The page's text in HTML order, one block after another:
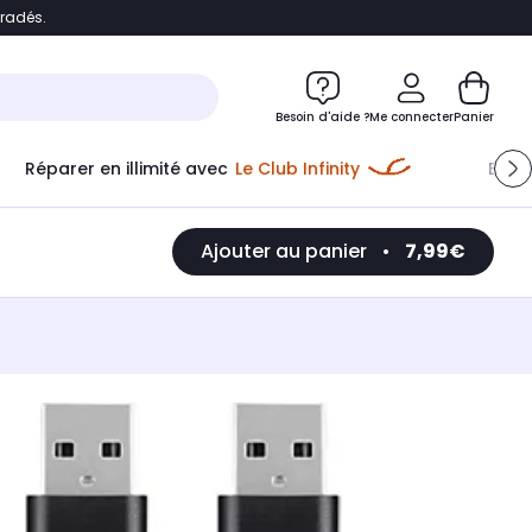
Accéder directement au chatbot
Besoin d'aide ?Me connecterPanier
Réparer en illimité avec Le Club Infinity
Ajouter au panier • 7,99€